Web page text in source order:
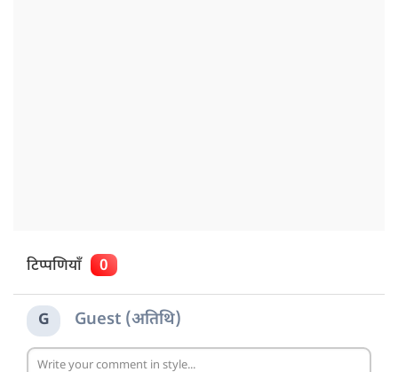
टिप्पणियाँ 0
G Guest (अतिथि)